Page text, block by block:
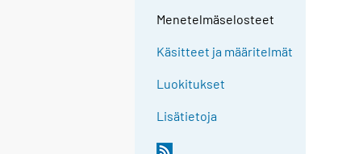
Menetelmäselosteet
Käsitteet ja määritelmät
Luokitukset
Lisätietoja